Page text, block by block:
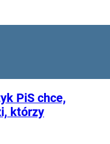
PiS chce,
którzy